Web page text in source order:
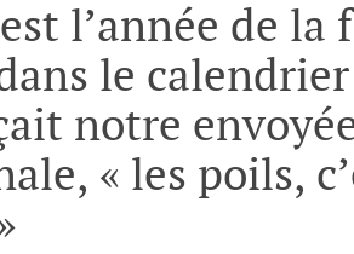
l’année de
le
notre
« les poils,